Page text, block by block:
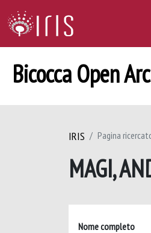
Bicocca Open
IRIS Pagina
MAGI,
Nome completo